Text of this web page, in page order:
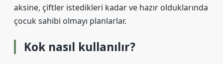
aksine, çiftler istedikleri kadar ve hazır olduklarında
çocuk sahibi olmayı planlarlar.
Kok nasıl kullanılır?